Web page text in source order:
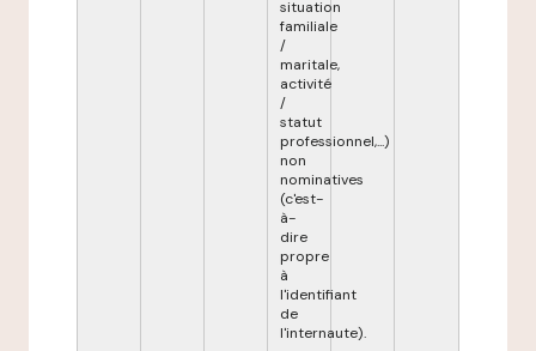
situation
familiale
/
maritale,
activité
/
statut
professionnel,...)
non
nominatives
(c'est-
à-
dire
propre
à
l'identifiant
de
l'internaute).